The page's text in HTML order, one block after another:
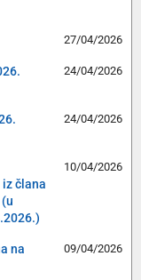
27/04/2026
24/04/2026
24/04/2026
člana
10/04/2026
na
09/04/2026